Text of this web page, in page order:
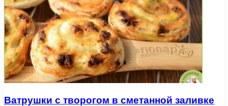
Ватрушки с творогом в сметанной заливке